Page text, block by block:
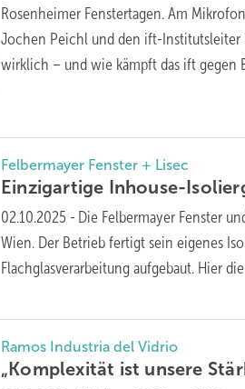
Rosenheimer Fenstertagen. Am
Jochen Peichl und den ift-Institutsleiter
wirklich – und wie kämpft das ift gegen
Felbermayer Fenster + Lisec
Einzigartige Inhouse-
02.10.2025 - Die Felbermayer Fenster
Wien. Der Betrieb fertigt sein eigenes
Flachglasverarbeitung aufgebaut. Hier die
Ramos Industria del Vidrio
„Komplexität ist unsere